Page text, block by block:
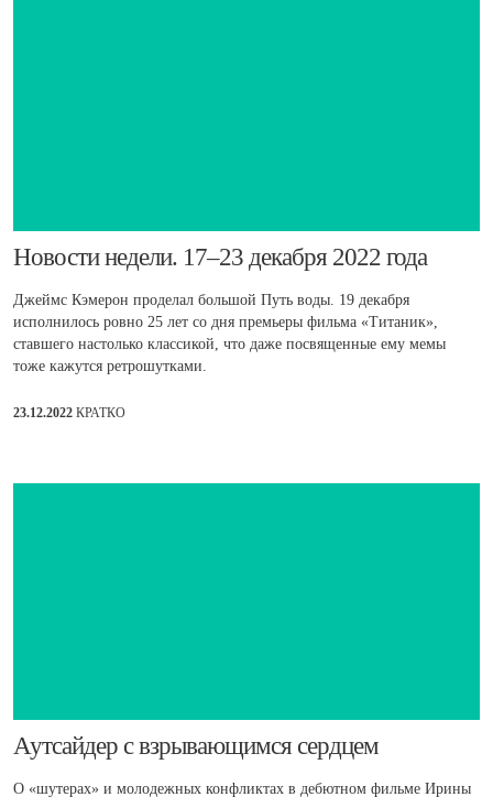
​Новости недели. 17–23 декабря 2022 года
Джеймс Кэмерон проделал большой Путь воды. 19 декабря
исполнилось ровно 25 лет со дня премьеры фильма «Титаник»,
ставшего настолько классикой, что даже посвященные ему мемы
тоже кажутся ретрошутками.
23.12.2022 КРАТКО
Аутсайдер с взрывающимся сердцем
О «шутерах» и молодежных конфликтах в дебютном фильме Ирины